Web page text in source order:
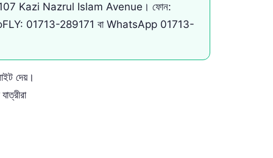
107 Kazi Nazrul Islam Avenue। ফোন:
01713-289171 বা WhatsApp 01713-
দেয়।